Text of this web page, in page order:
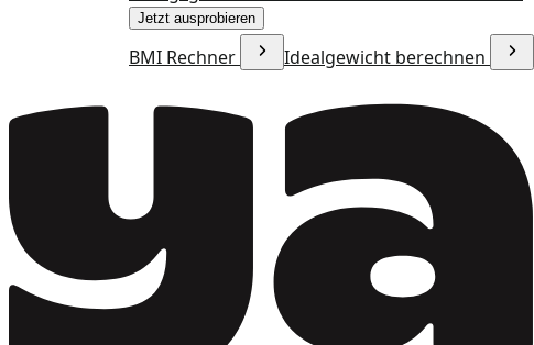
Jetzt ausprobieren
BMI Rechner Idealgewicht berechnen